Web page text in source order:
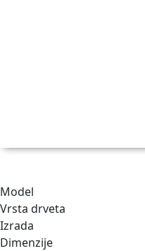
Model
Vrsta drveta
Izrada
Dimenzije